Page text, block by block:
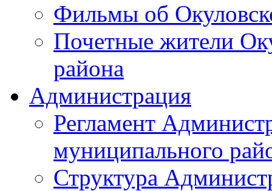
Фильмы об
Почетные жители
района
Администрация
Регламент
муниципального
Структура